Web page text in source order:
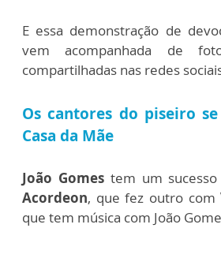
E essa demonstração de
vem acompanhada de
compartilhadas nas redes
Os cantores do piseiro
Casa da Mãe
João Gomestem um sucesso
Acordeon, que fez outro com
que tem música com João